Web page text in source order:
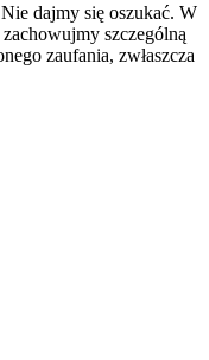
dajmy się oszukać. W
szczególną
zaufania, zwłaszcza